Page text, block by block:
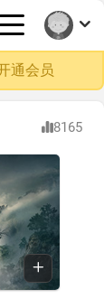
通会员
8165